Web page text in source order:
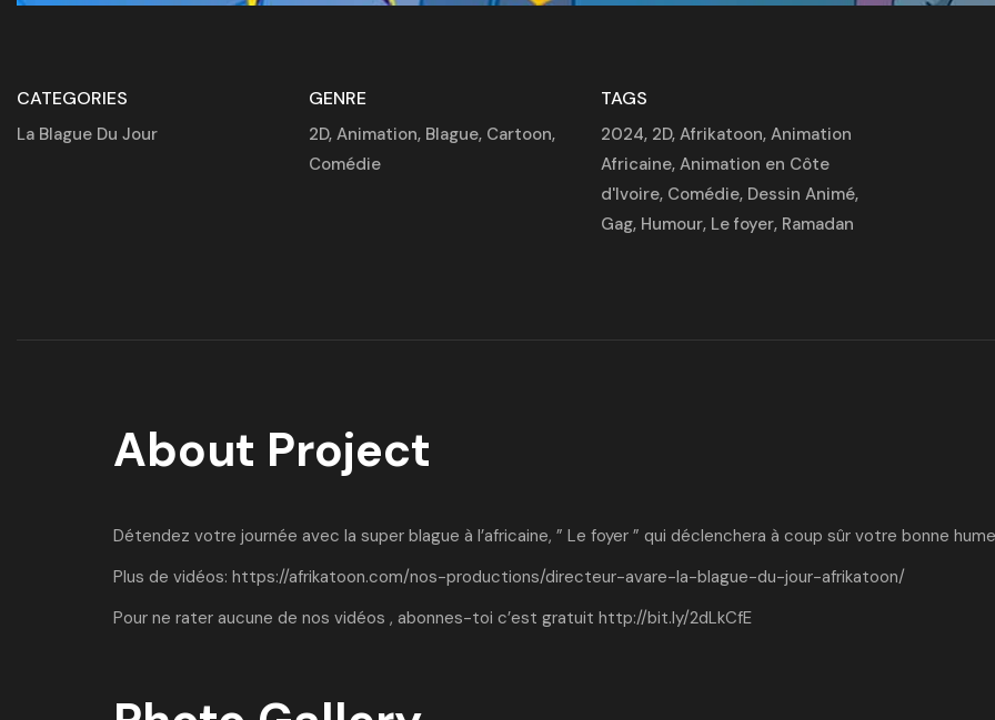
CATEGORIES
La Blague Du Jour
GENRE
2D, Animation, Blague, Cartoon,
Comédie
TAGS
2024, 2D, Afrikatoon, Animation
Africaine, Animation en Côte
d'Ivoire, Comédie, Dessin Animé,
Gag, Humour, Le foyer, Ramadan
About Project
Détendez votre journée avec la super blague à l’africaine, ” Le foyer ” qui déclenchera à coup sûr votre bonne
Plus de vidéos: https://afrikatoon.com/nos-productions/directeur-avare-la-blague-du-jour-afrikatoon/
Pour ne rater aucune de nos vidéos , abonnes-toi c’est gratuit http://bit.ly/2dLkCfE